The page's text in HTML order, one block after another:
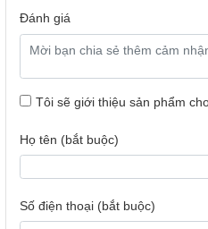
Đánh giá
Tôi sẽ giới thiệu sản phẩm
Họ tên (bắt buộc)
Số điện thoại (bắt buộc)